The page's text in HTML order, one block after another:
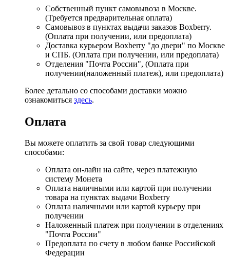
Собственный пункт самовывоза в Москве.
(Требуется предварительная оплата)
Самовывоз в пунктах выдачи заказов Boxberry.
(Оплата при получении, или предоплата)
Доставка курьером Boxberry "до двери" по Москве
и СПБ. (Оплата при получении, или предоплата)
Отделения "Почта России", (Оплата при
получении(наложенный платеж), или предоплата)
Более детально со способами доставки можно
ознакомиться здесь.
Оплата
Вы можете оплатить за свой товар следующими
способами:
Оплата он-лайн на сайте, через платежную
систему Монета
Оплата наличными или картой при получении
товара на пунктах выдачи Boxberry
Оплата наличными или картой курьеру при
получении
Наложенный платеж при получении в отделениях
"Почта России"
Предоплата по счету в любом банке Российской
Федерации